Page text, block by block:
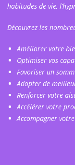
habitudes de vie,
Découvrez les
Améliorer votre
Optimiser vos
Favoriser un
Adopter de
Renforcer votre
Accélérer votre
Accompagner